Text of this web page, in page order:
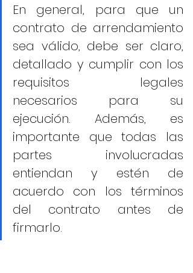
En general, para que un
contrato de arrendamiento
sea válido, debe ser claro,
detallado y cumplir con los
requisitos legales
necesarios para su
ejecución. Además, es
importante que todas las
partes involucradas
entiendan y estén de
acuerdo con los términos
del contrato antes de
firmarlo.